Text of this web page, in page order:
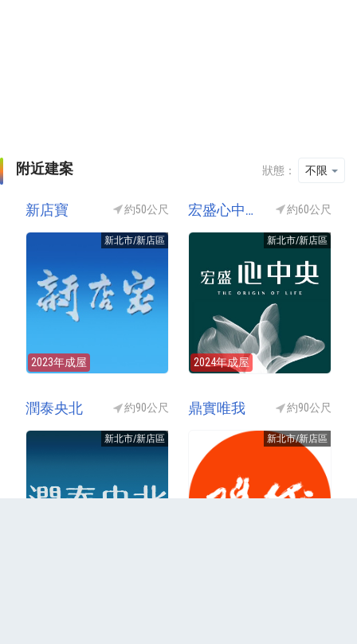
附近建案 狀態： 不限
新店寶 約50公尺
新北市/新店區
2023年成屋
宏盛心中央 約60公尺
新北市/新店區
2024年成屋
潤泰央北 約90公尺
新北市/新店區
鼎實唯我 約90公尺
新北市/新店區